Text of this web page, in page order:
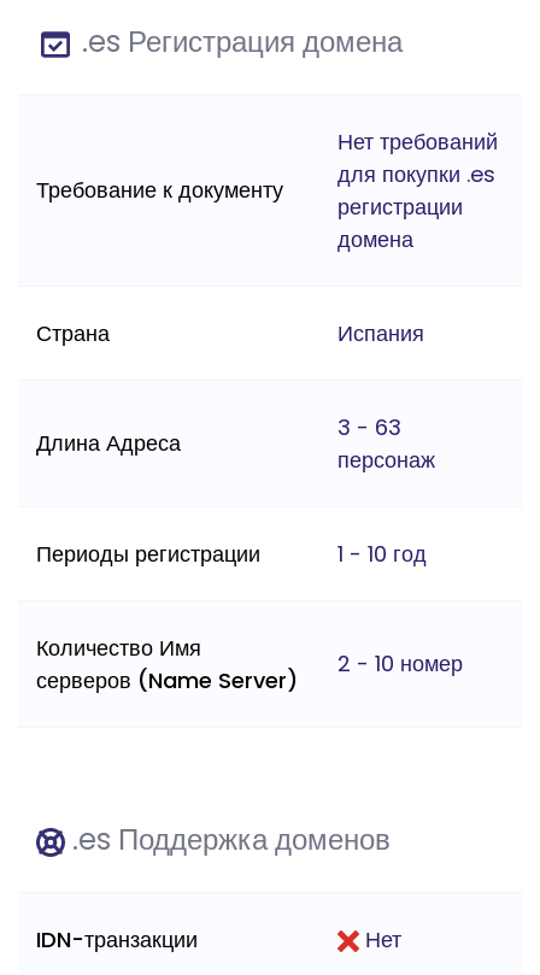
.es Регистрация домена
Требование к документу
Нет требований
для покупки .es
регистрации
домена
Страна Испания
Длина Адреса
3 - 63
персонаж
Периоды регистрации 1 - 10 год
Количество Имя
серверов (Name Server)
2 - 10 номер
.es Поддержка доменов
IDN-транзакции Нет